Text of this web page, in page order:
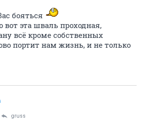
бояться
вот эта шваль проходная,
всё кроме собственных
портит нам жизнь, и не только
gruss